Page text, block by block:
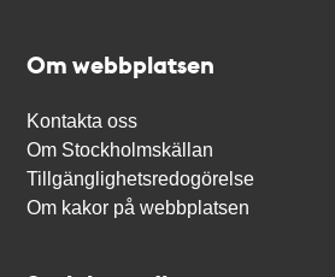
Om webbplatsen
Kontakta oss
Om Stockholmskällan
Tillgänglighetsredogörelse
Om kakor på webbplatsen